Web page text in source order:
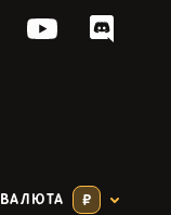
ВАЛЮТА ₽